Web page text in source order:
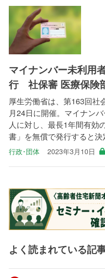
マイナンバー未利用
行 社保審 医療保険
厚生労働省は、第163回社
月24日に開催。マイナン
人に対し、最長1年間有効
書」を無償で発行すると
行政･団体 2023年3月10日
よく読まれている記